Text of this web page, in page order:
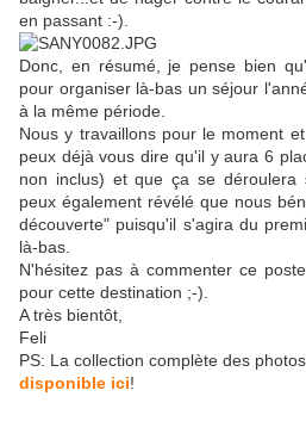
en passant :-).
Donc, en résumé, je pense bien
pour organiser là-bas un séjour
à la même période.
Nous y travaillons pour le moment
peux déjà vous dire qu'il y aura 6
non inclus) et que ça se déroulera
peux également révélé que nous
découverte" puisqu'il s'agira du
là-bas.
N'hésitez pas à commenter ce
pour cette destination ;-).
A très bientôt,
Feli
PS: La collection complète des
disponible ici!